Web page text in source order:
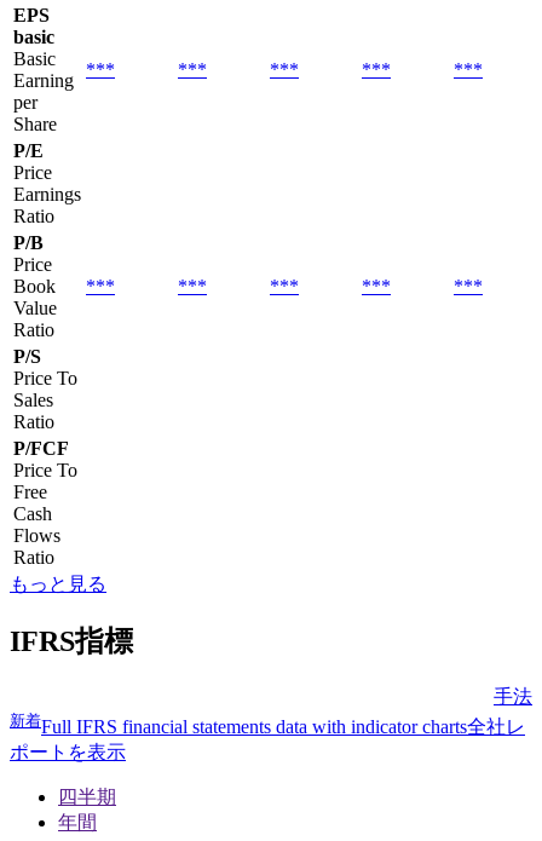
EPS
basic
Basic
Earning
per
Share
*** *** *** *** ***
P/E
Price
Earnings
Ratio
P/B
Price
Book
Value
Ratio
*** *** *** *** ***
P/S
Price To
Sales
Ratio
P/FCF
Price To
Free
Cash
Flows
Ratio
もっと見る
IFRS指標
手法
新着Full IFRS financial statements data with indicator charts全社レ
ポートを表示
四半期
年間